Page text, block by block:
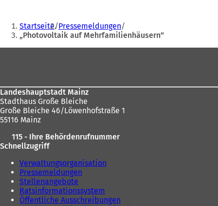
Sie
befinden
sich
Startseite Pressemeldungen
„Photovoltaik auf Mehrfamilienhäusern“
Landeshauptstadt Mainz
Stadthaus Große Bleiche
Große Bleiche 46/Löwenhofstraße 1
55116 Mainz
115 - Ihre Behördenrufnummer
Schnellzugriff
Verwaltungsorganisation
Pressemeldungen
Stellenangebote
Ratsinformationssystem
Öffentliche Ausschreibungen